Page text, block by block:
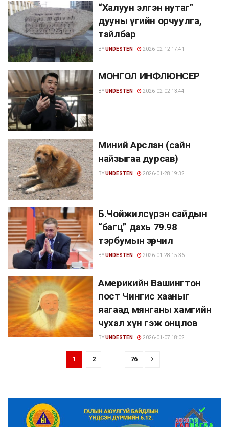
“Халуун элгэн нутаг”
дууны үгийн орчуулга,
тайлбар
BYUNDESTEN 2026-02-12 17:41
МОНГОЛ ИНФЛЮНСЕР
BYUNDESTEN 2026-02-02 13:44
Миний Арслан (сайн
найзыгаа дурсав)
BYUNDESTEN 2026-01-28 19:32
Б.Чойжилсүрэн сайдын
“багц” дахь 79.98
тэрбумын зөрчил
BYUNDESTEN 2026-01-28 15:36
Америкийн Вашингтон
пост Чингис хааныг
яагаад мянганы хамгийн
чухал хүн гэж онцлов
BYUNDESTEN 2026-01-07 18:02
1 2 76